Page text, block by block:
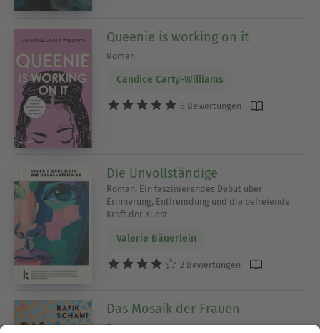
Queenie is working on it
Roman
Candice Carty-Williams
6 Bewertungen
Die Unvollständige
Roman. Ein faszinierendes Debüt über
Erinnerung, Entfremdung und die befreiende
Kraft der Kunst
Valerie Bäuerlein
2 Bewertungen
Das Mosaik der Frauen
Roman